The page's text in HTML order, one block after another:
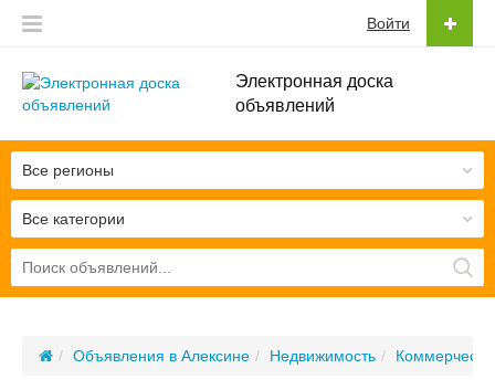
Электронная доска
объявлений
Войти
Все категории
Все регионы
Объявления в Алексине Недвижимость